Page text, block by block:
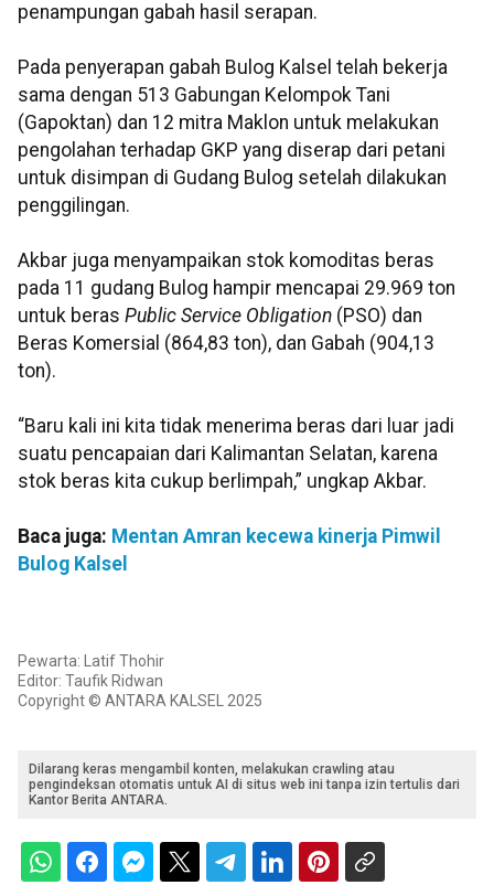
penampungan gabah hasil serapan.
Pada penyerapan gabah Bulog Kalsel telah bekerja
sama dengan 513 Gabungan Kelompok Tani
(Gapoktan) dan 12 mitra Maklon untuk melakukan
pengolahan terhadap GKP yang diserap dari petani
untuk disimpan di Gudang Bulog setelah dilakukan
penggilingan.
Akbar juga menyampaikan stok komoditas beras
pada 11 gudang Bulog hampir mencapai 29.969 ton
untuk beras Public Service Obligation (PSO) dan
Beras Komersial (864,83 ton), dan Gabah (904,13
ton).
“Baru kali ini kita tidak menerima beras dari luar jadi
suatu pencapaian dari Kalimantan Selatan, karena
stok beras kita cukup berlimpah,” ungkap Akbar.
Baca juga: Mentan Amran kecewa kinerja Pimwil
Bulog Kalsel
Pewarta: Latif Thohir
Editor: Taufik Ridwan
Copyright © ANTARA KALSEL 2025
Dilarang keras mengambil konten, melakukan crawling atau
pengindeksan otomatis untuk AI di situs web ini tanpa izin tertulis dari
Kantor Berita ANTARA.